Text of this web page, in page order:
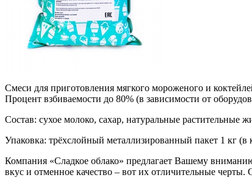
Смеси для приготовления мягкого мороженого и
Процент взбиваемости до 80% (в зависимости от
Состав: сухое молоко, сахар, натуральные растительные
Упаковка: трёхслойный металлизированный пакет 1 кг
Компания «Сладкое облако» предлагает Вашему
вкус и отменное качество – вот их отличительные